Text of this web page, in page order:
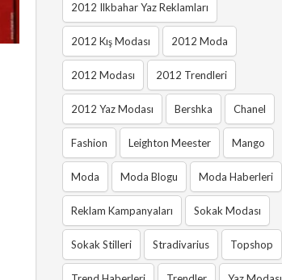
2012 Ilkbahar Yaz Reklamları
2012 Kış Modası 2012 Moda
2012 Modası 2012 Trendleri
2012 Yaz Modası Bershka Chanel
Fashion Leighton Meester Mango
Moda Moda Blogu Moda Haberleri
Reklam Kampanyaları Sokak Modası
Sokak Stilleri Stradivarius Topshop